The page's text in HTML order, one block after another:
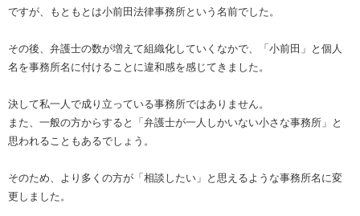
ですが、もともとは小前田法律事務所という名前でした。
その後、弁護士の数が増えて組織化していくなかで、「小前田」と個人
名を事務所名に付けることに違和感を感じてきました。
決して私一人で成り立っている事務所ではありません。
また、一般の方からすると「弁護士が一人しかいない小さな事務所」と
思われることもあるでしょう。
そのため、より多くの方が「相談したい」と思えるような事務所名に変
更しました。